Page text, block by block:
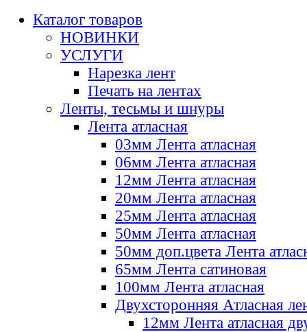
Каталог товаров
НОВИНКИ
УСЛУГИ
Нарезка лент
Печать на лентах
Ленты, тесьмы и шнуры
Лента атласная
03мм Лента атласная
06мм Лента атласная
12мм Лента атласная
20мм Лента атласная
25мм Лента атласная
50мм Лента атласная
50мм доп.цвета Лента
65мм Лента сатиновая
100мм Лента атласная
Двухсторонняя Атласная
12мм Лента атласная